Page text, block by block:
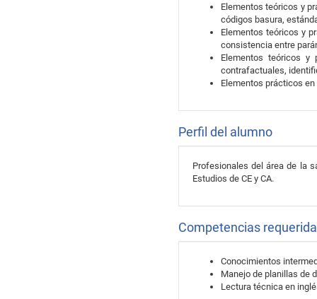
Elementos teóricos y
códigos basura,
Elementos teóricos y
consistencia entre
Elementos teóricos y
contrafactuales,
Elementos prácticos
Perfil del alumno
Profesionales del área de la
Estudios de CE y CA.
Competencias
Conocimientos
Manejo de planillas de
Lectura técnica en